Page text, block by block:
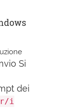
Si
dei
i